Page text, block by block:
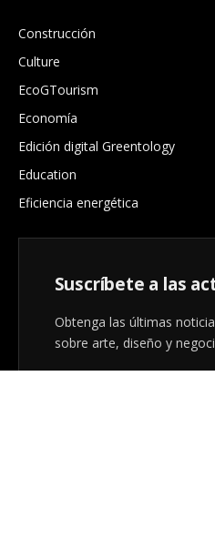
Construcción
Culture
EcoGTourism
Economía
Edición digital Greentology
Education
Eficiencia energética
Suscríbete a las
Obtenga las últimas
sobre arte, diseño y